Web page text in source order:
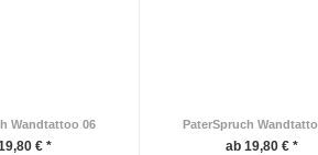
Wandtattoo 06
€ *
PaterSpruch
ab 19,80 € *